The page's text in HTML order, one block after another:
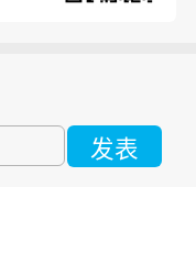
发表